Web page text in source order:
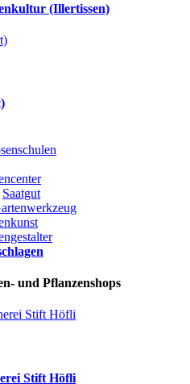
(Illertissen)
Saatgut
und Pflanzenshops
Stift Höfli